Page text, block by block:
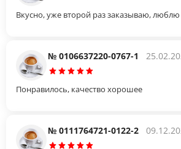
Вкусно, уже второй раз заказываю, люблю
№ 0106637220-0767-1
Понравилось, качество хорошее
№ 0111764721-0122-2